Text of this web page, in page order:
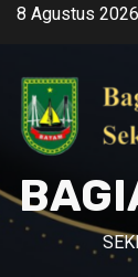
Skip8 Agustus 2026